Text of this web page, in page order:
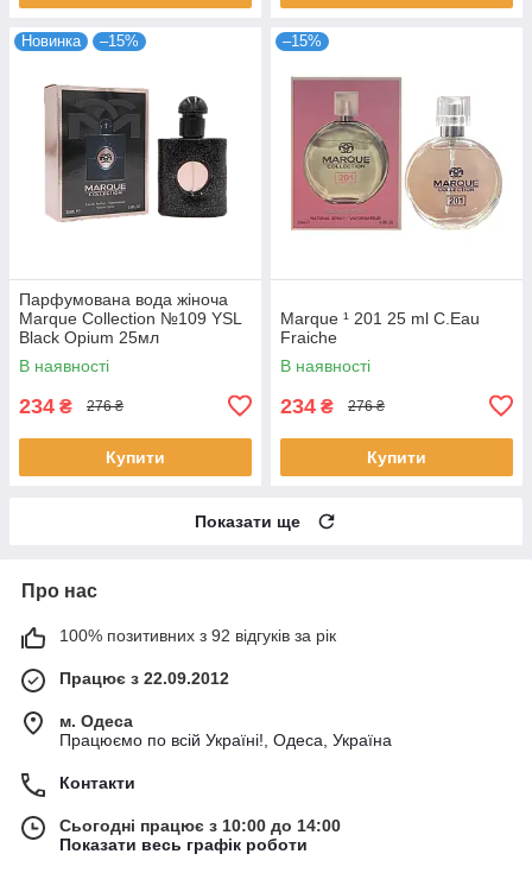
Новинка –15%
Парфумована вода жіноча
Marque Collection №109 YSL
Black Opium 25мл
В наявності
234 ₴ 276 ₴
Купити
–15%
Marque ¹ 201 25 ml C.Eau
Fraiche
В наявності
234 ₴ 276 ₴
Купити
Показати ще
Про нас
100% позитивних з 92 відгуків за рік
Працює з 22.09.2012
м. Одеса
Працюємо по всій Україні!, Одеса, Україна
Контакти
Сьогодні працює з 10:00 до 14:00
Показати весь графік роботи